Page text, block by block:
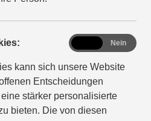
kann sich unsere Website
Entscheidungen
stärker personalisierte
bieten. Die von diesen
functionalNein